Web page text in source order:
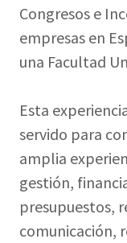
Congresos e
empresas en
una Facultad
Esta
servido para
amplia
gestión,
presupuestos,
comunicación,